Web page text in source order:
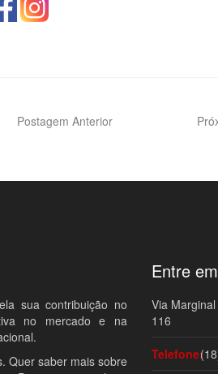
Postagem Anterior
sua contribuição no
no mercado e na
Quer saber mais sobre
Entre
Via
116
Telefone: